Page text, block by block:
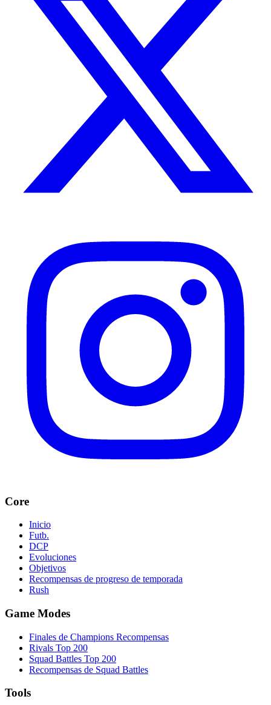
Core
Inicio
Futb.
DCP
Evoluciones
Objetivos
Recompensas de progreso de temporada
Rush
Game Modes
Finales de Champions Recompensas
Rivals Top 200
Squad Battles Top 200
Recompensas de Squad Battles
Tools